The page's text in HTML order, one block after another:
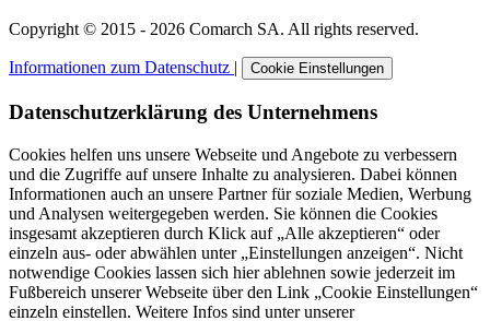
Copyright © 2015 - 2026 Comarch SA. All rights reserved.
Informationen zum Datenschutz Cookie Einstellungen
Datenschutzerklärung des Unternehmens
Cookies helfen uns unsere Webseite und Angebote zu verbessern
und die Zugriffe auf unsere Inhalte zu analysieren. Dabei können
Informationen auch an unsere Partner für soziale Medien, Werbung
und Analysen weitergegeben werden. Sie können die Cookies
insgesamt akzeptieren durch Klick auf „Alle akzeptieren“ oder
einzeln aus- oder abwählen unter „Einstellungen anzeigen“. Nicht
notwendige Cookies lassen sich hier ablehnen sowie jederzeit im
Fußbereich unserer Webseite über den Link „Cookie Einstellungen“
einzeln einstellen. Weitere Infos sind unter unserer